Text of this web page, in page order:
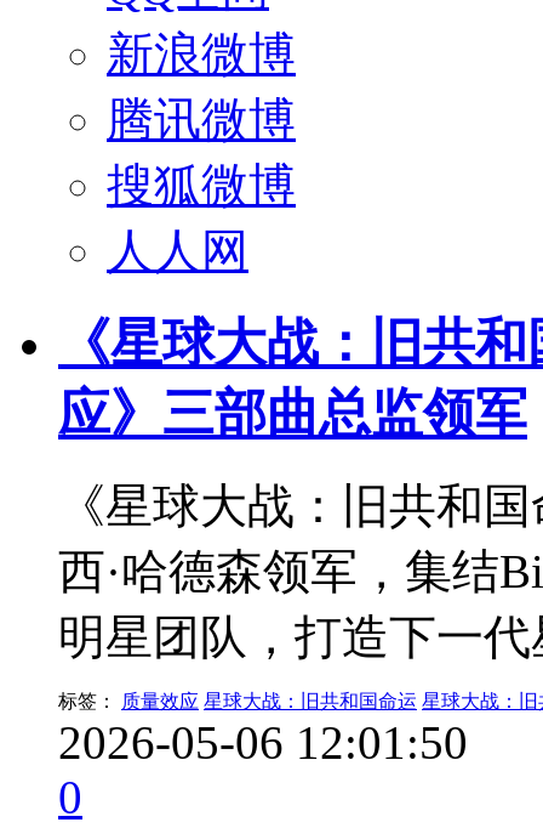
新浪微博
腾讯微博
搜狐微博
人人网
《星球大战：旧共
应》三部曲总监领军
《星球大战：旧共和
西·哈德森领军，集结
明星团队，打造下一
标签： 质量效应 星球大战：旧共和国命运 星球大战：
2026-05-06 12:01:50
0